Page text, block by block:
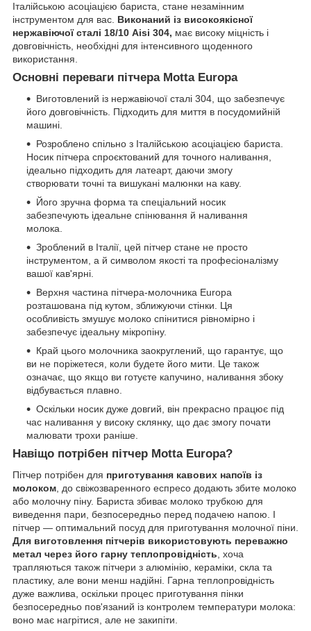
Італійською асоціацією бариста, стане незамінним
інструментом для вас. Виконаний із високоякісної
нержавіючої сталі 18/10 Aisi 304, має високу міцність і
довговічність, необхідні для інтенсивного щоденного
використання.
Основні переваги пітчера Motta Europa
Виготовлений із нержавіючої сталі 304, що забезпечує
його довговічність. Підходить для миття в посудомийній
машині.
Розроблено спільно з Італійською асоціацією бариста.
Носик пітчера спроєктований для точного наливання,
ідеально підходить для латеарт, даючи змогу
створювати точні та вишукані малюнки на каву.
Його зручна форма та спеціальний носик
забезпечують ідеальне спінювання й наливання
молока.
Зроблений в Італії, цей пітчер стане не просто
інструментом, а й символом якості та професіоналізму
вашої кав'ярні.
Верхня частина пітчера-молочника Europa
розташована під кутом, зближуючи стінки. Ця
особливість змушує молоко спінитися рівномірно і
забезпечує ідеальну мікропіну.
Край цього молочника заокруглений, що гарантує, що
ви не поріжетеся, коли будете його мити. Це також
означає, що якщо ви готуєте капучино, наливання збоку
відбувається плавно.
Оскільки носик дуже довгий, він прекрасно працює під
час наливання у високу склянку, що дає змогу почати
малювати трохи раніше.
Навіщо потрібен пітчер Motta Europa?
Пітчер потрібен для приготування кавових напоїв із
молоком , до свіжозваренного еспресо додають збите молоко
або молочну піну. Бариста збиває молоко трубкою для
виведення пари, безпосередньо перед подачею напою. І
пітчер — оптимальний посуд для приготування молочної піни.
Для виготовлення пітчерів використовують переважно
метал через його гарну теплопровідність , хоча
трапляються також пітчери з алюмінію, кераміки, скла та
пластику, але вони менш надійні. Гарна теплопровідність
дуже важлива, оскільки процес приготування пінки
безпосередньо пов'язаний із контролем температури молока:
воно має нагрітися, але не закипіти.